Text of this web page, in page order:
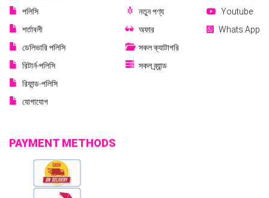
পলিসি
শর্তাবলী
ডেলিভারি পলিসি
রিটার্ন-পলিসি
রিফান্ড-পলিসি
যোগাযোগ
নতুন পণ্য
অফার
সকল ক্যাটাগরি
সকল ব্র্যান্ড
Youtube
Whats App
PAYMENT METHODS